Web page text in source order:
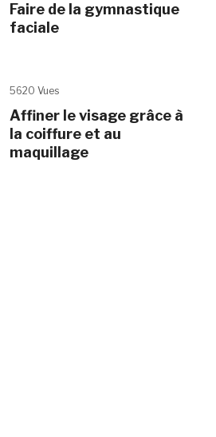
Faire de la gymnastique
faciale
5620 Vues
Affiner le visage grâce à
la coiffure et au
maquillage